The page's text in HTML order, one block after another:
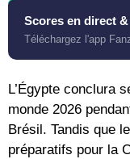
Scores en direct
Téléchargez l'app
L’Égypte conclura
monde 2026
Brésil. Tandis que
préparatifs pour la